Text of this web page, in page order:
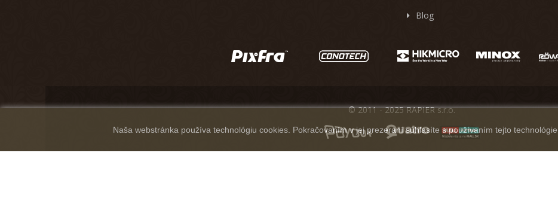
Blog
Naša webstránka používa technológiu cookies. Pokračovaním v jej prezeraní súhlasíte s používaním tejto technológie.
© 2011 - 2025 RAPIER s.r.o.